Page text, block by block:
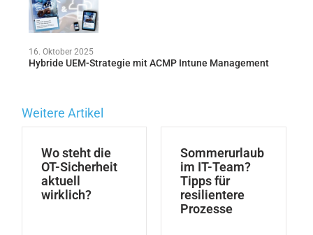
16. Oktober 2025
Hybride UEM-Strategie mit ACMP Intune Management
Weitere Artikel
Wo steht die
OT-Sicherheit
aktuell
wirklich?
Sommerurlaub
im IT-Team?
Tipps für
resilientere
Prozesse